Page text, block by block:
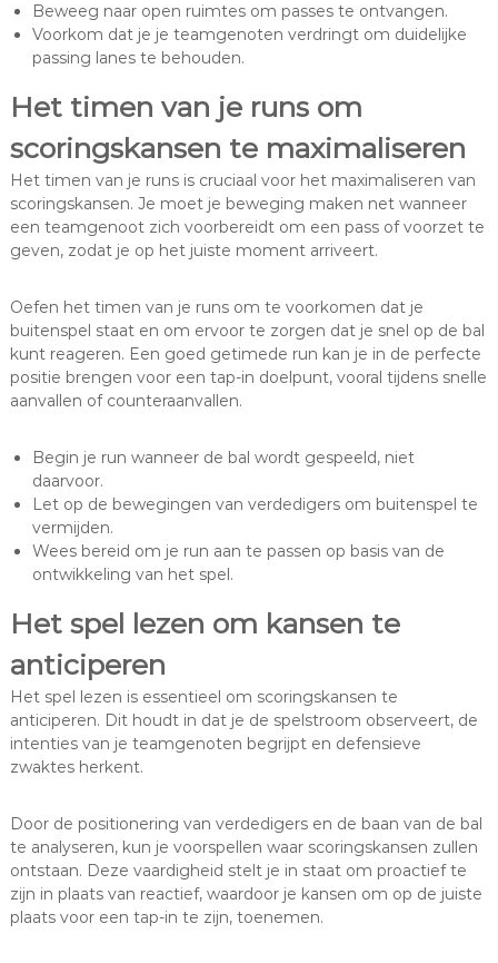
Beweeg naar open ruimtes om passes te ontvangen.
Voorkom dat je je teamgenoten verdringt om duidelijke
passing lanes te behouden.
Het timen van je runs om
scoringskansen te maximaliseren
Het timen van je runs is cruciaal voor het maximaliseren van
scoringskansen. Je moet je beweging maken net wanneer
een teamgenoot zich voorbereidt om een pass of voorzet te
geven, zodat je op het juiste moment arriveert.
Oefen het timen van je runs om te voorkomen dat je
buitenspel staat en om ervoor te zorgen dat je snel op de bal
kunt reageren. Een goed getimede run kan je in de perfecte
positie brengen voor een tap-in doelpunt, vooral tijdens snelle
aanvallen of counteraanvallen.
Begin je run wanneer de bal wordt gespeeld, niet
daarvoor.
Let op de bewegingen van verdedigers om buitenspel te
vermijden.
Wees bereid om je run aan te passen op basis van de
ontwikkeling van het spel.
Het spel lezen om kansen te
anticiperen
Het spel lezen is essentieel om scoringskansen te
anticiperen. Dit houdt in dat je de spelstroom observeert, de
intenties van je teamgenoten begrijpt en defensieve
zwaktes herkent.
Door de positionering van verdedigers en de baan van de bal
te analyseren, kun je voorspellen waar scoringskansen zullen
ontstaan. Deze vaardigheid stelt je in staat om proactief te
zijn in plaats van reactief, waardoor je kansen om op de juiste
plaats voor een tap-in te zijn, toenemen.